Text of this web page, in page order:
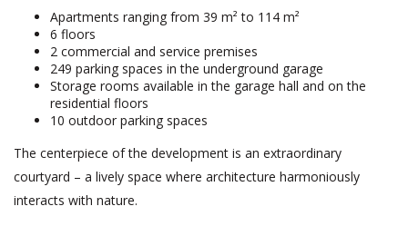
Apartments ranging from 39 m² to 114 m²
6 floors
2 commercial and service premises
249 parking spaces in the underground garage
Storage rooms available in the garage hall and on the
residential floors
10 outdoor parking spaces
The centerpiece of the development is an extraordinary
courtyard – a lively space where architecture harmoniously
interacts with nature.